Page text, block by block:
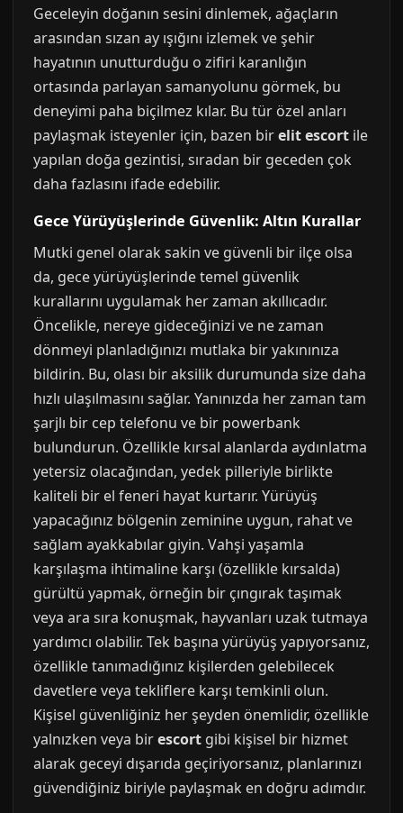
Geceleyin doğanın sesini dinlemek, ağaçların
arasından sızan ay ışığını izlemek ve şehir
hayatının unutturduğu o zifiri karanlığın
ortasında parlayan samanyolunu görmek, bu
deneyimi paha biçilmez kılar. Bu tür özel anları
paylaşmak isteyenler için, bazen birelit escort ile
yapılan doğa gezintisi, sıradan bir geceden çok
daha fazlasını ifade edebilir.
Gece Yürüyüşlerinde Güvenlik: Altın Kurallar
Mutki genel olarak sakin ve güvenli bir ilçe olsa
da, gece yürüyüşlerinde temel güvenlik
kurallarını uygulamak her zaman akıllıcadır.
Öncelikle, nereye gideceğinizi ve ne zaman
dönmeyi planladığınızı mutlaka bir yakınınıza
bildirin. Bu, olası bir aksilik durumunda size daha
hızlı ulaşılmasını sağlar. Yanınızda her zaman tam
şarjlı bir cep telefonu ve bir powerbank
bulundurun. Özellikle kırsal alanlarda aydınlatma
yetersiz olacağından, yedek pilleriyle birlikte
kaliteli bir el feneri hayat kurtarır. Yürüyüş
yapacağınız bölgenin zeminine uygun, rahat ve
sağlam ayakkabılar giyin. Vahşi yaşamla
karşılaşma ihtimaline karşı (özellikle kırsalda)
gürültü yapmak, örneğin bir çıngırak taşımak
veya ara sıra konuşmak, hayvanları uzak tutmaya
yardımcı olabilir. Tek başına yürüyüş yapıyorsanız,
özellikle tanımadığınız kişilerden gelebilecek
davetlere veya tekliflere karşı temkinli olun.
Kişisel güvenliğiniz her şeyden önemlidir, özellikle
yalnızken veya birescort gibi kişisel bir hizmet
alarak geceyi dışarıda geçiriyorsanız, planlarınızı
güvendiğiniz biriyle paylaşmak en doğru adımdır.